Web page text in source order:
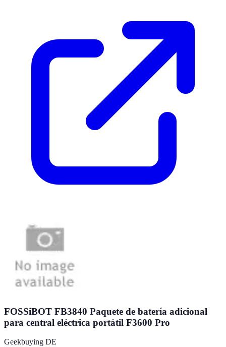
FOSSiBOT FB3840 Paquete de batería adicional
para central eléctrica portátil F3600 Pro
Geekbuying DE